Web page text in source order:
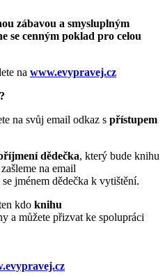
zábavou a smysluplným
se cenným poklad pro celou
na www.evypravej.cz
na svůj email odkaz s přístupem
dědečka, který bude knihu
na email
se jménem dědečka k vytištění.
kdo knihu
a můžete přizvat ke spolupráci